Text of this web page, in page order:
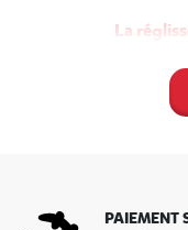
La
des racines
région
thérapeutiques
PAIEMENT